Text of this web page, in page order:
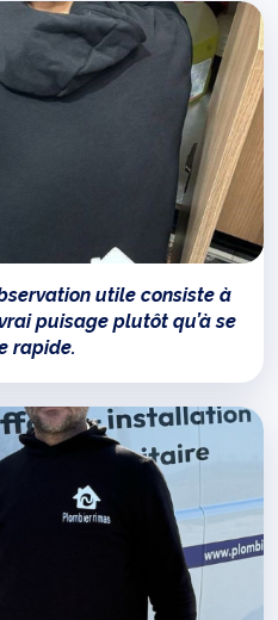
utile consiste à
puisage plutôt qu’à se
rapide.